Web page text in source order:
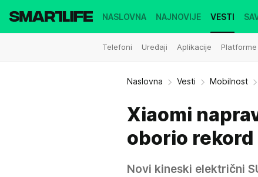
NASLOVNA NAJNOVIJE VESTI
Telefoni Uređaji Aplikacije Platforme
Naslovna Vesti Mobilnost
Xiaomi
oborio
Novi kineski električni